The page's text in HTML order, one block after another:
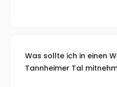
Was sollte ich in einen
Tannheimer Tal